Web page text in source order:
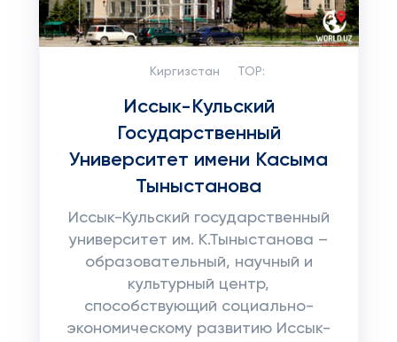
Киргизстан TOP:
Иссык-Кульский
Государственный
Университет имени Касыма
Тыныстанова
Иссык-Кульский государственный
университет им. К.Тыныстанова –
образовательный, научный и
культурный центр,
способствующий социально-
экономическому развитию Иссык-